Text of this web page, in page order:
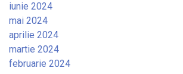
iunie 2024
mai 2024
aprilie 2024
martie 2024
februarie 2024